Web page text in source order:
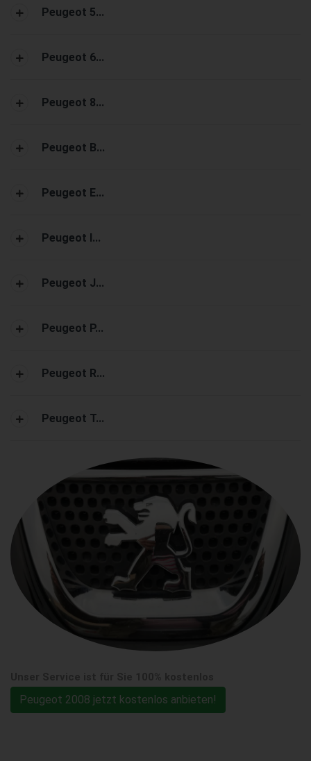
Peugeot 5...
Peugeot 6...
Peugeot 8...
Peugeot B...
Peugeot E...
Peugeot I...
Peugeot J...
Peugeot P...
Peugeot R...
Peugeot T...
Peugeot 2008 jetzt kostenlos anbieten!